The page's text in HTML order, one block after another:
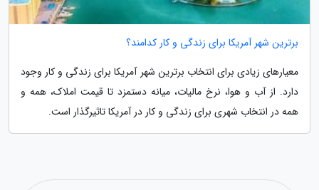
برترین شهر آمریکا برای زندگی و کار کدامند؟
معیارهای زیادی برای انتخاب برترین شهر آمریکا برای زندگی و کار وجود
دارد. از آب و هوا، نرخ مالیات، میانه دستمزد تا قیمت املاک، همه و
همه در انتخاب شهری برای زندگی و کار در آمریکا تاثیرگذار است.